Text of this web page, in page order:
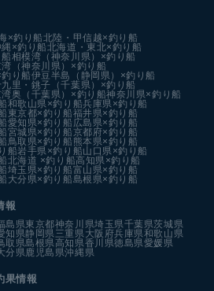
×釣り船北陸・甲信越×釣り船
×釣り船北海道・東北×釣り船
相模湾（神奈川県）×釣り船
湾（神奈川県）×釣り船
り船伊豆半島（静岡県）×釣り船
九里・銚子（千葉県）×釣り船
湾奥（千葉県）×釣り船神奈川県×釣り船
和歌山県×釣り船兵庫県×釣り船
東京都×釣り船福井県×釣り船
愛知県×釣り船 広島県×釣り船
宮城県×釣り船京都府×釣り船
鳥取県×釣り船 熊本県×釣り船
船岩手県×釣り船山口県×釣り船
北海道 ×釣り船高知県×釣り船
埼玉県×釣り船富山県×釣り船
大分県×釣り船島根県×釣り船
報
島県東京都神奈川県埼玉県千葉県茨城県
知県静岡県三重県大阪府兵庫県和歌山県
取県島根県高知県香川県徳島県愛媛県
分県鹿児島県沖縄県
果情報